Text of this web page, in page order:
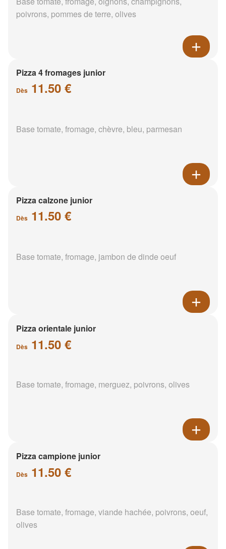
poivrons, pommes de terre, olives
Pizza 4 fromages junior
Dès 11.50 €
Base tomate, fromage, chèvre, bleu, parmesan
Pizza calzone junior
Dès 11.50 €
Base tomate, fromage, jambon de dinde oeuf
Pizza orientale junior
Dès 11.50 €
Base tomate, fromage, merguez, poivrons, olives
Pizza campione junior
Dès 11.50 €
Base tomate, fromage, viande hachée, poivrons, oeuf,
olives